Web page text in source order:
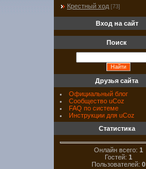
Крестный ход [73]
Вход на сайт
Поиск
Друзья сайта
Официальный блог
Сообщество uCoz
FAQ по системе
Инструкции для uCoz
Статистика
Онлайн всего: 1
Гостей: 1
Пользователей: 0